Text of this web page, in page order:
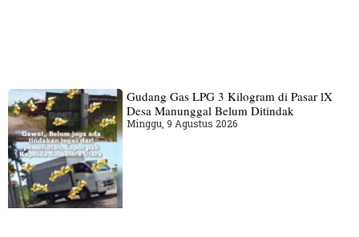
Gudang‎ Gas LPG 3 Kilogram di Pasar lX
Desa Manunggal Belum Ditindak
Minggu, 9 Agustus 2026